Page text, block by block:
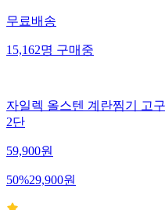
무료배송
15,162명 구매중
자일렉 올스텐 계란찜기 고
2단
59,900원
50%29,900원